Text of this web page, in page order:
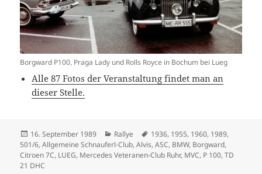
Borgward P100, Praga Lady und Rolls Royce in Bochum bei Lueg
Alle 87 Fotos der Veranstaltung findet man an
dieser Stelle.
Veröffentlicht
am
16. September 1989 Kategorien
Rallye Schlagwörter
1936, 1955, 1960, 1989,
501/6,Allgemeine Schnauferl-Club,Alvis,ASC, BMW, Borgward,
Citroen 7C, LUEG, Mercedes Veteranen-Club Ruhr, MVC, P 100,TD
21 DHC